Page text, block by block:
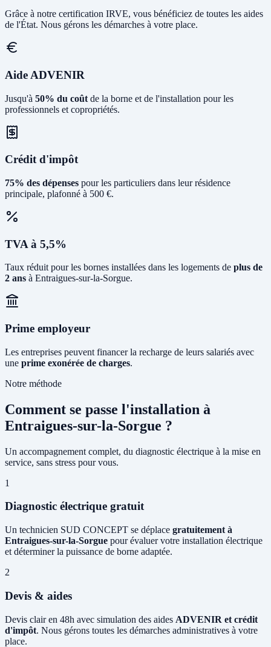
Grâce à notre certification IRVE, vous bénéficiez de toutes les aides
de l'État. Nous gérons les démarches à votre place.
Aide ADVENIR
Jusqu'à 50% du coût de la borne et de l'installation pour les
professionnels et copropriétés.
Crédit d'impôt
75% des dépenses pour les particuliers dans leur résidence
principale, plafonné à 500 €.
TVA à 5,5%
Taux réduit pour les bornes installées dans les logements de plus de
2 ans à Entraigues-sur-la-Sorgue.
Prime employeur
Les entreprises peuvent financer la recharge de leurs salariés avec
une prime exonérée de charges.
Notre méthode
Comment se passe l'installation à
Entraigues-sur-la-Sorgue ?
Un accompagnement complet, du diagnostic électrique à la mise en
service, sans stress pour vous.
1
Diagnostic électrique gratuit
Un technicien SUD CONCEPT se déplace gratuitement à
Entraigues-sur-la-Sorgue pour évaluer votre installation électrique
et déterminer la puissance de borne adaptée.
2
Devis & aides
Devis clair en 48h avec simulation des aides ADVENIR et crédit
d'impôt. Nous gérons toutes les démarches administratives à votre
place.